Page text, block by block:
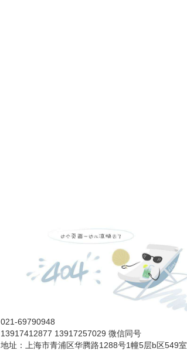
021-69790948
13917412877 13917257029 微信同号
地址：上海市青浦区华腾路1288号1幢5层b区549室